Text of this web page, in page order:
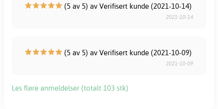
(5 av 5) av Verifisert kunde (2021-10-14)
2021-10-14
(5 av 5) av Verifisert kunde (2021-10-09)
2021-10-09
Les flere anmeldelser (totalt 103 stk)